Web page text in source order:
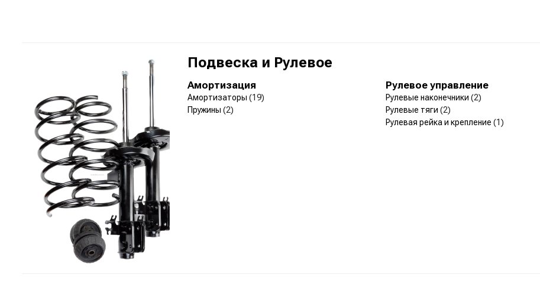
Подвеска и Рулевое
Амортизация
Амортизаторы (19)
Пружины (2)
Рулевое управление
Рулевые наконечники (2)
Рулевые тяги (2)
Рулевая рейка и крепление (1)